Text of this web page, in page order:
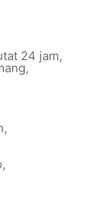
24 jam,
,
,
,